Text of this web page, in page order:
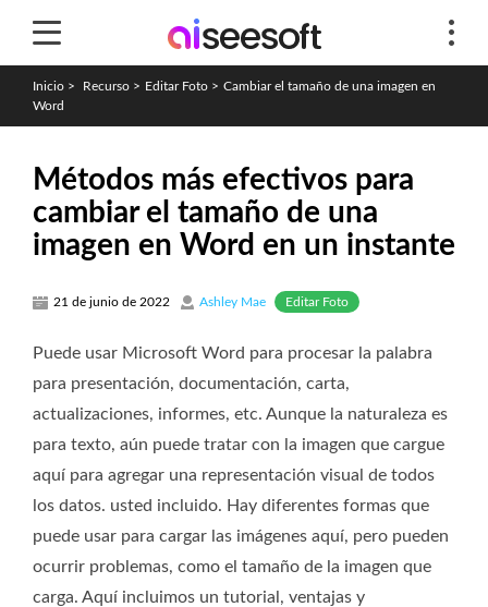
Inicio > Recurso > Editar Foto > Cambiar el tamaño de una imagen en
Word
Métodos más efectivos para
cambiar el tamaño de una
imagen en Word en un instante
21 de junio de 2022 Ashley Mae Editar Foto
Puede usar Microsoft Word para procesar la palabra
para presentación, documentación, carta,
actualizaciones, informes, etc. Aunque la naturaleza es
para texto, aún puede tratar con la imagen que cargue
aquí para agregar una representación visual de todos
los datos. usted incluido. Hay diferentes formas que
puede usar para cargar las imágenes aquí, pero pueden
ocurrir problemas, como el tamaño de la imagen que
carga. Aquí incluimos un tutorial, ventajas y